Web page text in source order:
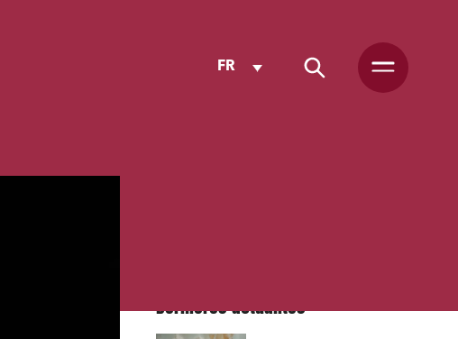
FR
Dernières actualités